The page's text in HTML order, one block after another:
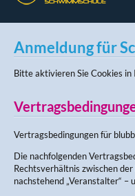
Anmeldung für
Bitte aktivieren Sie Cookies
Vertragsbedingungen für
Die nachfolgenden
Rechtsverhältnis zwischen
nachstehend „Veranstalter“ –